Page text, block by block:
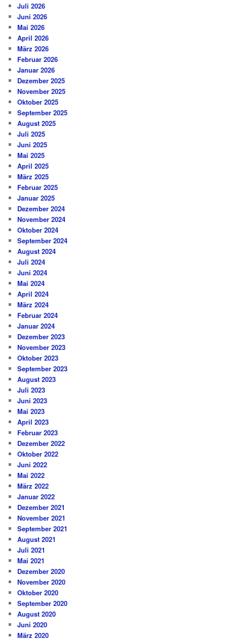
Juli 2026
Juni 2026
Mai 2026
April 2026
März 2026
Februar 2026
Januar 2026
Dezember 2025
November 2025
Oktober 2025
September 2025
August 2025
Juli 2025
Juni 2025
Mai 2025
April 2025
März 2025
Februar 2025
Januar 2025
Dezember 2024
November 2024
Oktober 2024
September 2024
August 2024
Juli 2024
Juni 2024
Mai 2024
April 2024
März 2024
Februar 2024
Januar 2024
Dezember 2023
November 2023
Oktober 2023
September 2023
August 2023
Juli 2023
Juni 2023
Mai 2023
April 2023
Februar 2023
Dezember 2022
Oktober 2022
Juni 2022
Mai 2022
März 2022
Januar 2022
Dezember 2021
November 2021
September 2021
August 2021
Juli 2021
Mai 2021
Dezember 2020
November 2020
Oktober 2020
September 2020
August 2020
Juni 2020
März 2020